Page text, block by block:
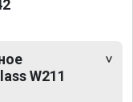
W211